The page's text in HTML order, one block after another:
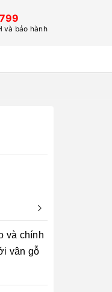
và bảo hành
và chính
vân gỗ